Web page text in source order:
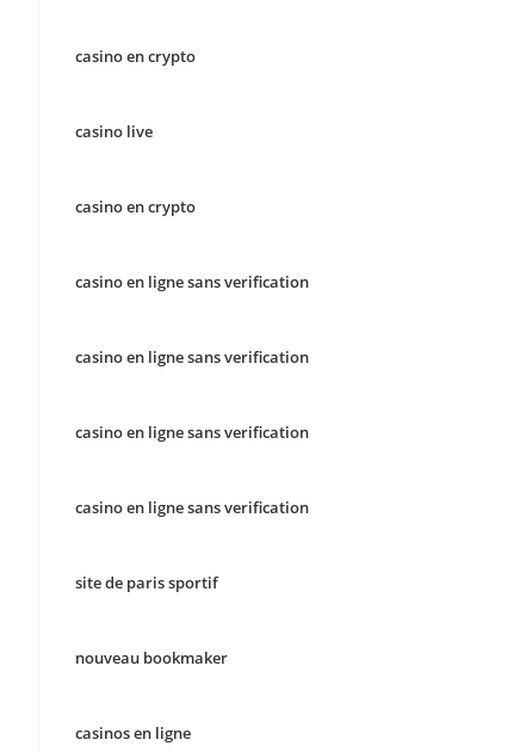
casino en crypto
casino live
casino en crypto
casino en ligne sans verification
casino en ligne sans verification
casino en ligne sans verification
casino en ligne sans verification
site de paris sportif
nouveau bookmaker
casinos en ligne